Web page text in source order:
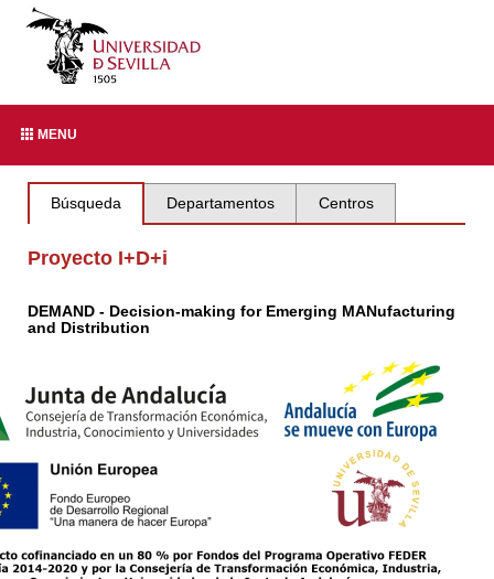
MENU
Búsqueda Departamentos Centros
Proyecto I+D+i
DEMAND - Decision-making for Emerging MANufacturing
and Distribution